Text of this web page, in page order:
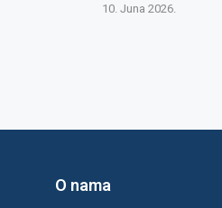
10. Juna 2026.
O nama